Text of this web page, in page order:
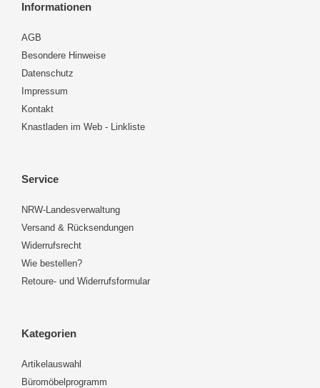
Informationen
AGB
Besondere Hinweise
Datenschutz
Impressum
Kontakt
Knastladen im Web - Linkliste
Service
NRW-Landesverwaltung
Versand & Rücksendungen
Widerrufsrecht
Wie bestellen?
Retoure- und Widerrufsformular
Kategorien
Artikelauswahl
Büromöbelprogramm